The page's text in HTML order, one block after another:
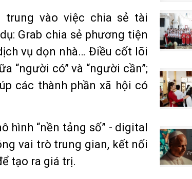
trung vào việc chia sẻ tài
Grab chia sẻ phương tiện
vụ dọn nhà… Điều cốt lõi
“người có” và “người cần”;
các thành phần xã hội có
hình “nền tảng số” - digital
vai trò trung gian, kết nối
tạo ra giá trị.